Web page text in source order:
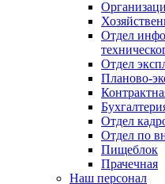
Отдел
Отдел
Планово-
Отдел
Отдел по
Пищеблок
Прачечная
Наш персонал